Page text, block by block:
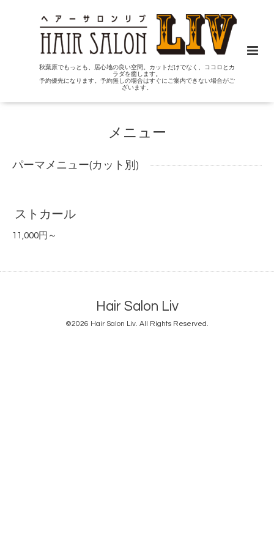
秋葉原でもっとも、居心地の良い空間。カットだけでなく、ココロとカ
ラダを癒します。
予約優先になります。予約無しの場合はすぐにご案内できない場合がご
ざいます。
メニュー
パーマメニュー(カット別)
ストカール
11,000円～
Hair Salon Liv
©2026 Hair Salon Liv. All Rights Reserved.